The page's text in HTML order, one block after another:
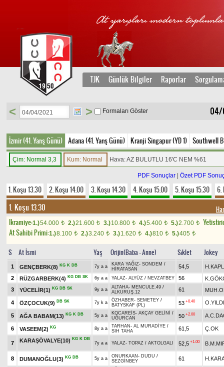
TJK Günlük Bilgiler Raporlar
04/
< > Formaları Göster
İzmir (41. Yarış Günü) Adana (41. Yarış Günü) Kranji Singapur (YD 1) Southwell
Çim: Normal 3,3 Kum: Normal Hava: AZ BULUTLU 16'C NEM %61
PDF Sonuçlar Özet PDF
1. Koşu 13.30 2. Koşu 14.00 3. Koşu 14.30 4. Koşu 15.00 5. Koşu 15.30 6.
1. Koşu 13.30
Ikramiye:1.)54.000 t 2.)21.600 t 3.)10.800 t 4.)5.400 t 5.)2.700 t
At Sahibi Primi:1.)8.100 t 2.)3.240 t 3.)1.620 t 4.)810 t 5.)405 t
S At İsmi Yaş Orijin(Baba - Anne) Sıklet Jokey
1 GENÇBERK(8) KG K DB 7y a a KARA YAĞIZ- SONDEM /
HİRATASAN
54,5
2
RÜZGARBERK(4) KG DB SK 6y a a YALAZ- ALYÜZ / NEVZATBEY 56
3
YÜCELİR(1) KG DB SK 9y a a ALTAHA- MENCULE.49 /
ALKURUŞ.12
61
4 ÖZÇOCUK(9) DB SK 7y k a ÖZHABER- SEMETEY /
BATYSKAF (PL)
53 +0.40
5 AĞA BABAM(13) KG K DB 5y a a KOCAREİS- AKÇAY GELİNİ
/
UĞURCAN
50 +2.00
6 VASEEM(2) KG 8y a a TARHAN - AL MURADİYE /
SIH TAHA
61,5 Ç.OK
7 KARAŞÖVALYE(10) KG K DB
7y a a YALAZ- TOPAZ / AKTOLGALI 52,5 +1.00
8 DUMANOĞLU(3) KG DB 5y a a ONURKAAN - DUDU /
SEZGİNBEY
61